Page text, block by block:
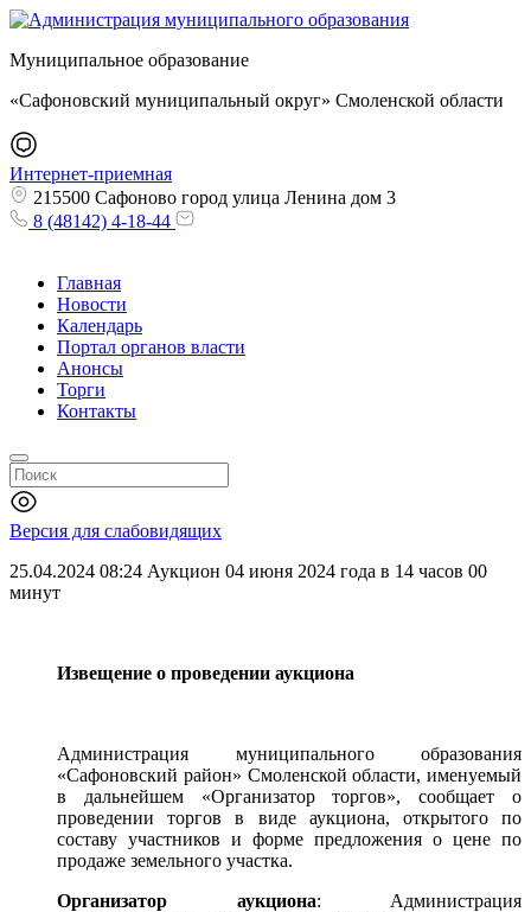
Муниципальное образование
«Сафоновский муниципальный округ» Смоленской области
Интернет-приемная
215500 Сафоново город улица Ленина дом 3
8 (48142) 4-18-44
Главная
Новости
Календарь
Портал органов власти
Анонсы
Торги
Контакты
Версия для слабовидящих
25.04.2024 08:24 Аукцион 04 июня 2024 года в 14 часов 00
минут
Извещение о проведении аукциона
Администрация муниципального образования
«Сафоновский район» Смоленской области, именуемый
в дальнейшем «Организатор торгов», сообщает о
проведении торгов в виде аукциона, открытого по
составу участников и форме предложения о цене по
продаже земельного участка.
Организатор аукциона: Администрация